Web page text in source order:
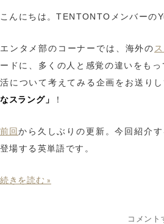
こんにちは。TENTONTOメンバーの
エンタメ部のコーナーでは、海外の
ードに、多くの人と感覚の違いをも
活について考えてみる企画をお送りし
なスラング」
！
前回から久しぶりの更新。今回紹介す
登場する英単語です。
続きを読む »
コメント